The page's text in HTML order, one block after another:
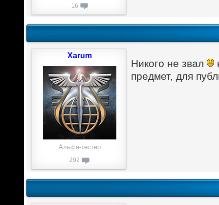
16
Никого не звал
предмет, для
Xarum
Альфа-тестер
292